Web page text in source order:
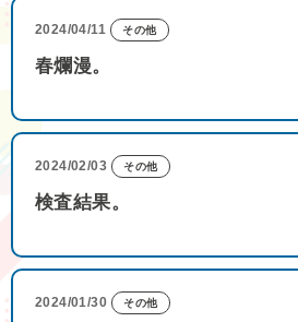
2024/04/11 その他
春爛漫。
2024/02/03 その他
検査結果。
2024/01/30 その他